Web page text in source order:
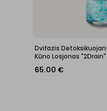
Dvifazis
Kūno Losjonas "2Drain"
65.00 €